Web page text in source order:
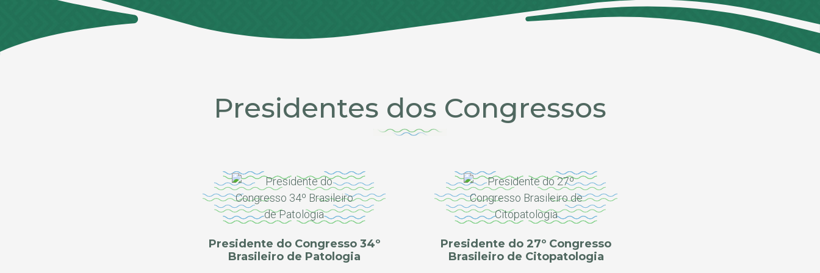
Presidentes dos Congressos
Presidente do Congresso 34º
Brasileiro de Patologia
Presidente do 27º Congresso
Brasileiro de Citopatologia